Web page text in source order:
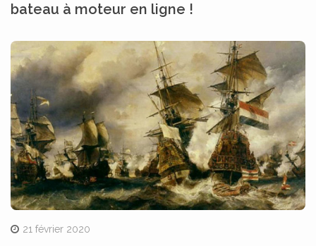
bateau à moteur en ligne !
21 février 2020